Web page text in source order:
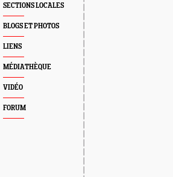
SECTIONS LOCALES
BLOGS ET PHOTOS
LIENS
MÉDIATHÈQUE
VIDÉO
FORUM